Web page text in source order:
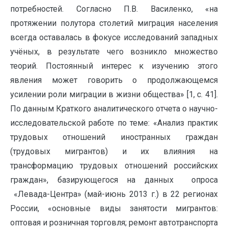
потребностей. Согласно П.В. Василенко, «на
протяжении полутора столетий миграция населения
всегда оставалась в фокусе исследований западных
учёных, в результате чего возникло множество
теорий. Постоянный интерес к изучению этого
явления может говорить о продолжающемся
усилении роли миграции в жизни общества» [1, с. 41].
По данным Краткого аналитического отчета о научно-
исследовательской работе по теме: «Анализ практик
трудовых отношений иностранных граждан
(трудовых мигрантов) и их влияния на
трансформацию трудовых отношений российских
граждан», базирующегося на данных опроса
«Левада-Центра» (май-июнь 2013 г.) в 22 регионах
России, «основные виды занятости мигрантов:
оптовая и розничная торговля; ремонт автотранспорта